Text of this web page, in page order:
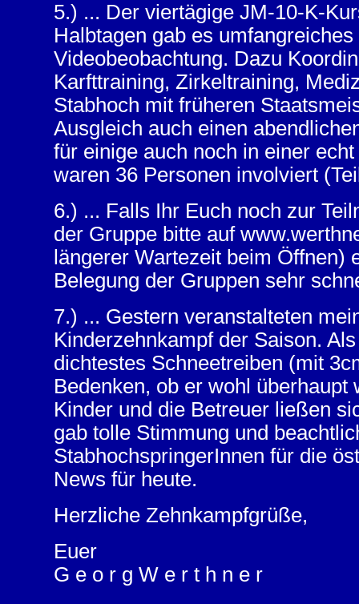
5.) ... Der viertägige JM-10-K-
Halbtagen gab es
Videobeobachtung. Dazu
Karfttraining, Zirkeltraining,
Stabhoch mit früheren
Ausgleich auch einen
für einige auch noch in einer
waren 36 Personen involviert
6.) ... Falls Ihr Euch noch zur
der Gruppe bitte auf
längerer Wartezeit beim Öffnen)
Belegung der Gruppen sehr
7.) ... Gestern veranstalteten
Kinderzehnkampf der Saison.
dichtestes Schneetreiben (mit
Bedenken, ob er wohl
Kinder und die Betreuer ließen
gab tolle Stimmung und
StabhochspringerInnen für die
News für heute.
Herzliche Zehnkampfgrüße,
Euer
G e o r g W e r t h n e r